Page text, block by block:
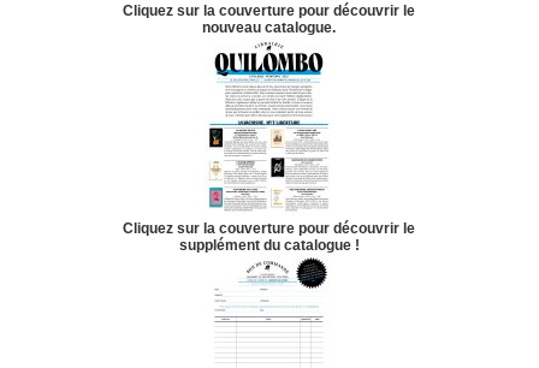
Cliquez sur la couverture pour découvrir le
nouveau catalogue.
Cliquez sur la couverture pour découvrir le
supplément du catalogue !